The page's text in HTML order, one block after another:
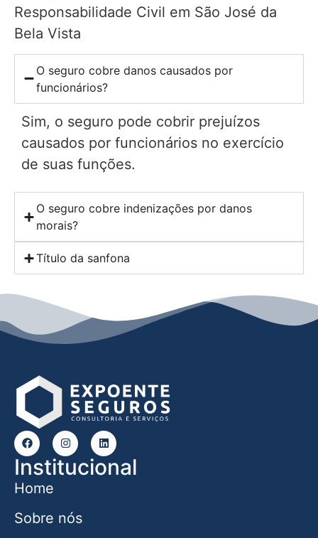
Responsabilidade Civil em São José da
Bela Vista
O seguro cobre danos causados por
funcionários?
Sim, o seguro pode cobrir prejuízos
causados por funcionários no exercício
de suas funções.
O seguro cobre indenizações por danos
morais?
Título da sanfona
Institucional
Home
Sobre nós